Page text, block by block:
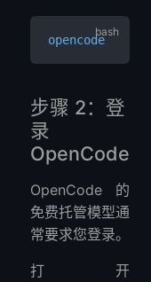
opencode
步骤 2：登
录
OpenCode
OpenCode 的
免费托管模型通
常要求您登录。
打开